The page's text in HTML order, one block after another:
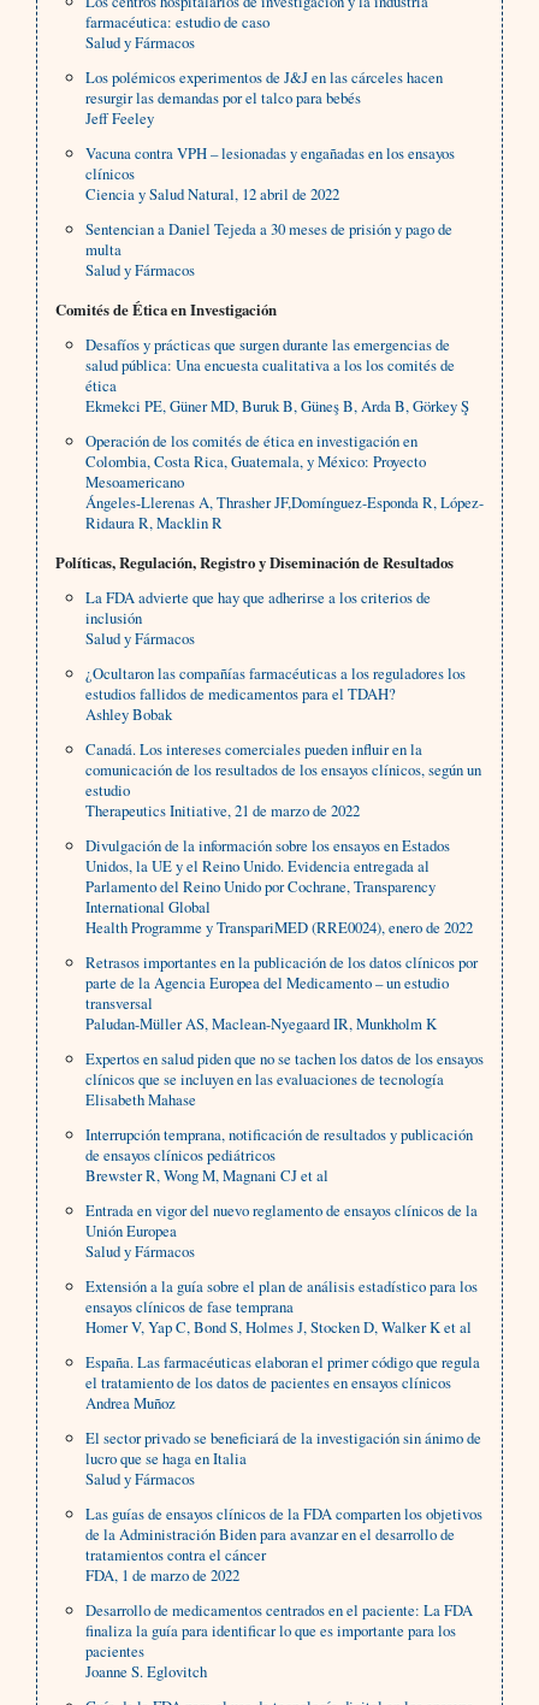
farmacéutica: estudio de caso
Salud y Fármacos
Los polémicos experimentos de J&J en las cárceles hacen
resurgir las demandas por el talco para bebés
Jeff Feeley
Vacuna contra VPH – lesionadas y engañadas en los ensayos
clínicos
Ciencia y Salud Natural, 12 abril de 2022
Sentencian a Daniel Tejeda a 30 meses de prisión y pago de
multa
Salud y Fármacos
Comités de Ética en Investigación
Desafíos y prácticas que surgen durante las emergencias de
salud pública: Una encuesta cualitativa a los los comités de
ética
Ekmekci PE, Güner MD, Buruk B, Güneş B, Arda B, Görkey Ş
Operación de los comités de ética en investigación en
Colombia, Costa Rica, Guatemala, y México: Proyecto
Mesoamericano
Ángeles-Llerenas A, Thrasher JF,Domínguez-Esponda R, López-
Ridaura R, Macklin R
Políticas, Regulación, Registro y Diseminación de Resultados
La FDA advierte que hay que adherirse a los criterios de
inclusión
Salud y Fármacos
¿Ocultaron las compañías farmacéuticas a los reguladores los
estudios fallidos de medicamentos para el TDAH?
Ashley Bobak
Canadá. Los intereses comerciales pueden influir en la
comunicación de los resultados de los ensayos clínicos, según un
estudio
Therapeutics Initiative, 21 de marzo de 2022
Divulgación de la información sobre los ensayos en Estados
Unidos, la UE y el Reino Unido. Evidencia entregada al
Parlamento del Reino Unido por Cochrane, Transparency
International Global
Health Programme y TranspariMED (RRE0024), enero de 2022
Retrasos importantes en la publicación de los datos clínicos por
parte de la Agencia Europea del Medicamento – un estudio
transversal
Paludan-Müller AS, Maclean-Nyegaard IR, Munkholm K
Expertos en salud piden que no se tachen los datos de los ensayos
clínicos que se incluyen en las evaluaciones de tecnología
Elisabeth Mahase
Interrupción temprana, notificación de resultados y publicación
de ensayos clínicos pediátricos
Brewster R, Wong M, Magnani CJ et al
Entrada en vigor del nuevo reglamento de ensayos clínicos de la
Unión Europea
Salud y Fármacos
Extensión a la guía sobre el plan de análisis estadístico para los
ensayos clínicos de fase temprana
Homer V, Yap C, Bond S, Holmes J, Stocken D, Walker K et al
España. Las farmacéuticas elaboran el primer código que regula
el tratamiento de los datos de pacientes en ensayos clínicos
Andrea Muñoz
El sector privado se beneficiará de la investigación sin ánimo de
lucro que se haga en Italia
Salud y Fármacos
Las guías de ensayos clínicos de la FDA comparten los objetivos
de la Administración Biden para avanzar en el desarrollo de
tratamientos contra el cáncer
FDA, 1 de marzo de 2022
Desarrollo de medicamentos centrados en el paciente: La FDA
finaliza la guía para identificar lo que es importante para los
pacientes
Joanne S. Eglovitch